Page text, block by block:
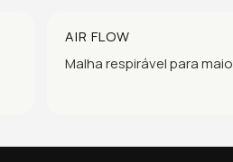
AIR FLOW
Malha respirável para